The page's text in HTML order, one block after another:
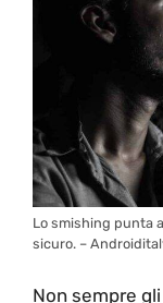
Lo smishing punta
sicuro. –
Non sempre